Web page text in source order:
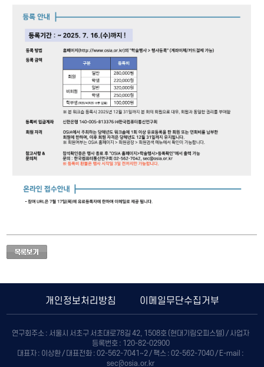
개인정보처리방침 이메일무단수집거부
연구회주소 : 서울시 서초구 서초대로78길 42, 1508호 (현대기림오피스텔) / 사업자
등록번호 : 120-82-02900
대표자 : 이상환 / 대표전화 : 02-562-7041~2 / 팩스 : 02-562-7040 / E-mail :
sec@osia.or.kr